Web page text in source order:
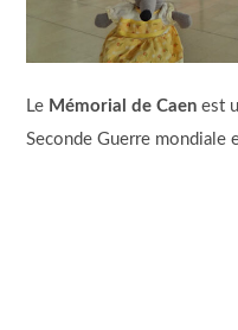
Le Mémorial de Caenest
Seconde Guerre mondiale